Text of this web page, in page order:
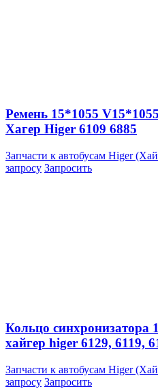
Ремень 15*1055
Хагер Higer 6109 6885
Запчасти к автобусам Higer
запросу Запросить
Кольцо синхронизатора
хайгер higer 6129, 6119,
Запчасти к автобусам Higer
запросу Запросить